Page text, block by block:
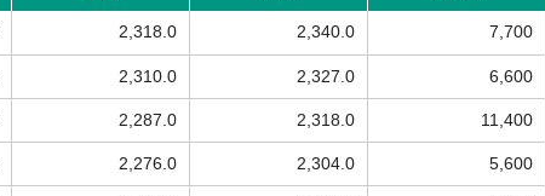
2,318.0 2,340.0 7,700
2,310.0 2,327.0 6,600
2,287.0 2,318.0 11,400
2,276.0 2,304.0 5,600